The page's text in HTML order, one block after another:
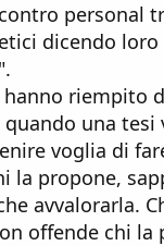
personal
dicendo loro
riempito
una tesi
voglia di
la propone,
avvalorarla.
offende chi la